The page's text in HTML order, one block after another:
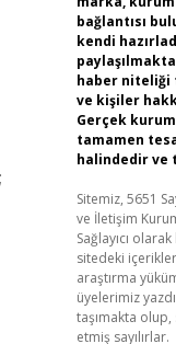
bağlantısı
kendi
haber niteliği
ve kişiler
Gerçek
tamamen
halindedir ve
Sitemiz, 5651
ve İletişim
Sağlayıcı
sitedeki
araştırma
üyelerimiz
taşımakta
etmiş sayılırlar.